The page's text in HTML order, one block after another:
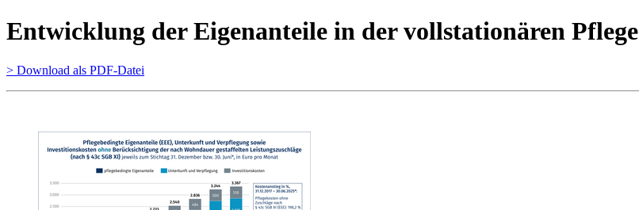
Entwicklung der Eigenanteile in der vollstationären Pflege
> Download als PDF-Datei